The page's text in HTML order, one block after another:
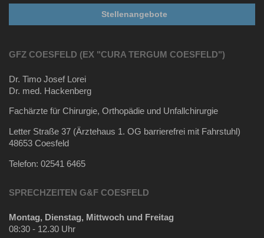
Stellenangebote
GFZ COESFELD (EX "CURA TERGUM COESFELD")
Dr. Timo Josef Lorei
Dr. med. Hackenberg
Fachärzte für Chirurgie, Orthopädie und Unfallchirurgie
Letter Straße 37 (Ärztehaus 1. OG barrierefrei mit Fahrstuhl)
48653 Coesfeld
Telefon: 02541 6465
SPRECHZEITEN G&F COESFELD
Montag, Dienstag, Mittwoch und Freitag
08:30 - 12.30 Uhr